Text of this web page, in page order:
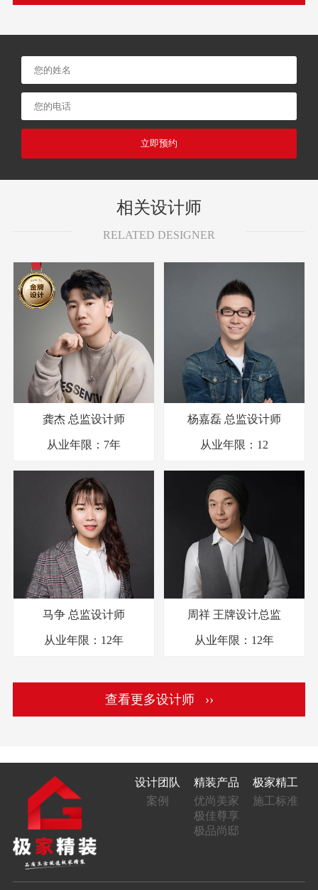
立即预约
相关设计师
RELATED DESIGNER
龚杰 总监设计师
从业年限： 7年
杨嘉磊 总监设计师
从业年限： 12
马争 总监设计师
从业年限： 12年
周祥 王牌设计总监
从业年限： 12年
查看更多设计师 ››
设计团队
案例
精装产品
优尚美家
极佳尊享
极品尚邸
极家精工
施工标准